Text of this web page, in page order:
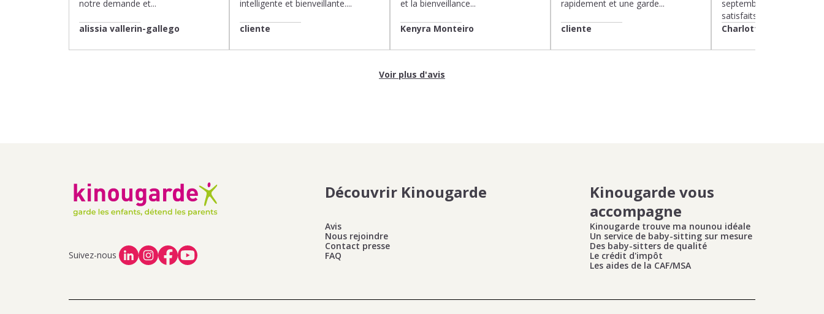
notre demande et...
alissia vallerin-gallego
intelligente et bienveillante....
cliente
et la bienveillance...
Kenyra Monteiro
rapidement et une garde...
cliente
septembre 2025. Nous
satisfaits....
Charlotte
Voir plus d'avis
Suivez-nous
Découvrir Kinougarde
Avis
Nous rejoindre
Contact presse
FAQ
Kinougarde vous
accompagne
Kinougarde trouve ma nounou idéale
Un service de baby-sitting sur mesure
Des baby-sitters de qualité
Le crédit d'impôt
Les aides de la CAF/MSA